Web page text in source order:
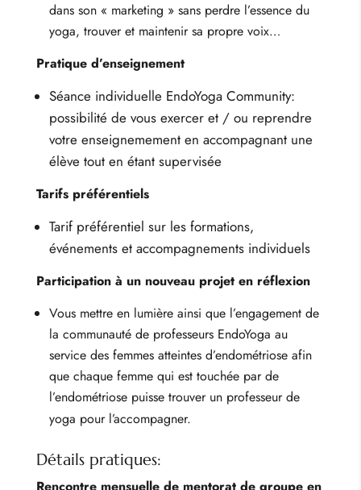
dans son « marketing » sans perdre l’essence du
yoga, trouver et maintenir sa propre voix…
Pratique d’enseignement
Séance individuelle EndoYoga Community:
possibilité de vous exercer et / ou reprendre
votre enseignemement en accompagnant une
élève tout en étant supervisée
Tarifs préférentiels
Tarif préférentiel sur les formations,
événements et accompagnements individuels
Participation à un nouveau projet en réflexion
Vous mettre en lumière ainsi que l’engagement de
la communauté de professeurs EndoYoga au
service des femmes atteintes d’endométriose afin
que chaque femme qui est touchée par de
l’endométriose puisse trouver un professeur de
yoga pour l’accompagner.
Détails pratiques: